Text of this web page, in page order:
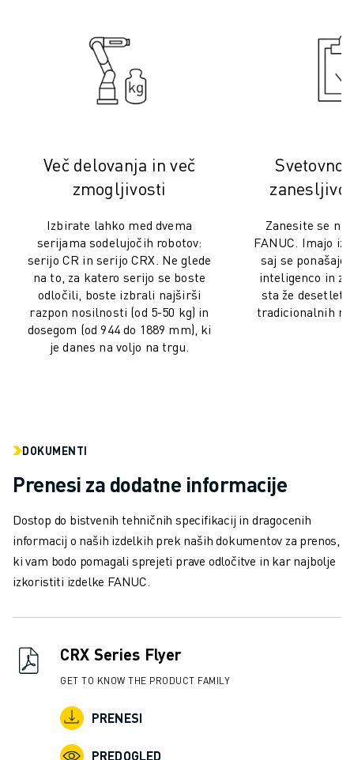
REŠITVE ZA INDUSTRIJE
REŠITVE ZA IZOBRAŽEVANJE
WORLDSKILLS & YOUNG TALENTS
IZOBRAŽEVALNI DOGODKI
DOGODKI
IZOBRAŽEVALNI DOGODKI
O DRUŽBI FANUC
FANUC V EVROPI
NAŠE LOKACIJE
TRAJNOSTNI RAZVOJ
KARIERA
OBLIKUJTE SVOJO PRIHODNOST S PODJETJEM FANUC
PRIDRUŽITE SE NAM » KARIERNI PORTAL
Več delovanja in več
zmogljivosti
Izbirate lahko med dvema
serijama sodelujočih robotov:
serijo CR in serijo CRX. Ne glede
na to, za katero serijo se boste
odločili, boste izbrali najširši
razpon nosilnosti (od 5-50 kg) in
dosegom (od 944 do 1889 mm), ki
je danes na voljo na trgu.
Svetovno
Zanesite se na
FANUC. Imajo
saj se ponašajo
inteligenco in
sta že
tradicionalnih
DOKUMENTI
Prenesi za dodatne informacije
Dostop do bistvenih tehničnih specifikacij in dragocenih
informacij o naših izdelkih prek naših dokumentov za prenos,
ki vam bodo pomagali sprejeti prave odločitve in kar najbolje
izkoristiti izdelke FANUC.
CRX Series Flyer
GET TO KNOW THE PRODUCT FAMILY
PRENESI
PREDOGLED